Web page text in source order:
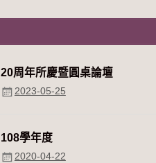
20周年所慶暨圓桌論壇
2023-05-25
108學年度
2020-04-22